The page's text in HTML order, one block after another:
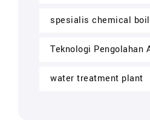
spesialis chemical
Teknologi Pengolahan
water treatment plant